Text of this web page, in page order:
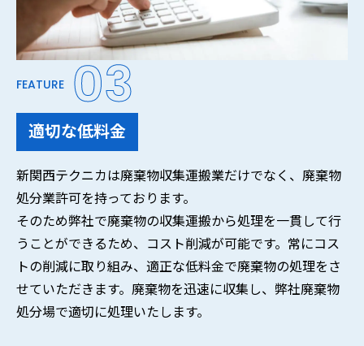
FEATURE 03
適切な低料金
新関西テクニカは廃棄物収集運搬業だけでなく、廃棄物
処分業許可を持っております。
そのため弊社で廃棄物の収集運搬から処理を一貫して行
うことができるため、コスト削減が可能です。常にコス
トの削減に取り組み、適正な低料金で廃棄物の処理をさ
せていただきます。廃棄物を迅速に収集し、弊社廃棄物
処分場で適切に処理いたします。